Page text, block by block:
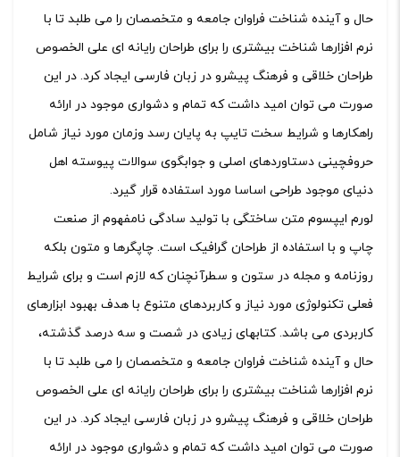
حال و آینده شناخت فراوان جامعه و متخصصان را می طلبد تا با
نرم افزارها شناخت بیشتری را برای طراحان رایانه ای علی الخصوص
طراحان خلاقی و فرهنگ پیشرو در زبان فارسی ایجاد کرد. در این
صورت می توان امید داشت که تمام و دشواری موجود در ارائه
راهکارها و شرایط سخت تایپ به پایان رسد وزمان مورد نیاز شامل
حروفچینی دستاوردهای اصلی و جوابگوی سوالات پیوسته اهل
دنیای موجود طراحی اساسا مورد استفاده قرار گیرد.
لورم ایپسوم متن ساختگی با تولید سادگی نامفهوم از صنعت
چاپ و با استفاده از طراحان گرافیک است. چاپگرها و متون بلکه
روزنامه و مجله در ستون و سطرآنچنان که لازم است و برای شرایط
فعلی تکنولوژی مورد نیاز و کاربردهای متنوع با هدف بهبود ابزارهای
کاربردی می باشد. کتابهای زیادی در شصت و سه درصد گذشته،
حال و آینده شناخت فراوان جامعه و متخصصان را می طلبد تا با
نرم افزارها شناخت بیشتری را برای طراحان رایانه ای علی الخصوص
طراحان خلاقی و فرهنگ پیشرو در زبان فارسی ایجاد کرد. در این
صورت می توان امید داشت که تمام و دشواری موجود در ارائه